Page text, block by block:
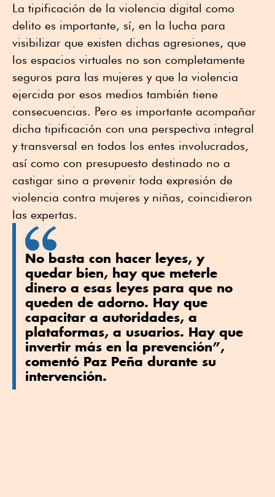
La tipificación de la violencia digital como
delito es importante, sí, en la lucha para
visibilizar que existen dichas agresiones, que
los espacios virtuales no son completamente
seguros para las mujeres y que la violencia
ejercida por esos medios también tiene
consecuencias. Pero es importante acompañar
dicha tipificación con una perspectiva integral
y transversal en todos los entes involucrados,
así como con presupuesto destinado no a
castigar sino a prevenir toda expresión de
violencia contra mujeres y niñas, coincidieron
las expertas.
No basta con hacer leyes, y
quedar bien, hay que meterle
dinero a esas leyes para que no
queden de adorno. Hay que
capacitar a autoridades, a
plataformas, a usuarios. Hay que
invertir más en la prevención”,
comentó Paz Peña durante su
intervención.